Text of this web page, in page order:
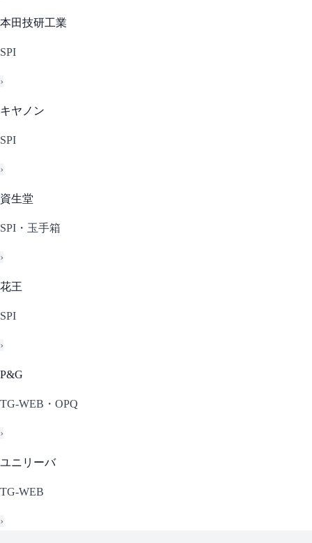
本田技研工業
SPI
›
キヤノン
SPI
›
資生堂
SPI・玉手箱
›
花王
SPI
›
P&G
TG-WEB・OPQ
›
ユニリーバ
TG-WEB
›